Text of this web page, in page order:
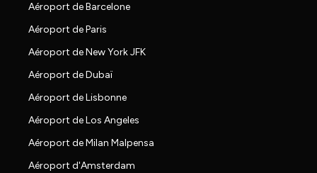
Aéroport de Barcelone
Aéroport de Paris
Aéroport de New York JFK
Aéroport de Dubaï
Aéroport de Lisbonne
Aéroport de Los Angeles
Aéroport de Milan Malpensa
Aéroport d'Amsterdam